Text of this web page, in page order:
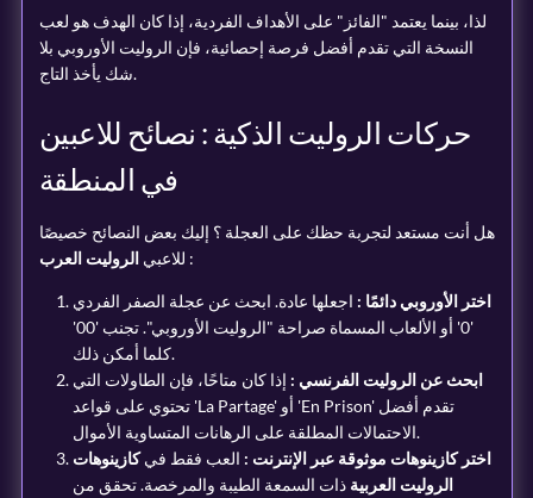
لذا، بينما يعتمد "الفائز" على الأهداف الفردية، إذا كان الهدف هو لعب
النسخة التي تقدم أفضل فرصة إحصائية، فإن الروليت الأوروبي بلا
شك يأخذ التاج.
حركات الروليت الذكية : نصائح للاعبين
في المنطقة
هل أنت مستعد لتجربة حظك على العجلة ؟ إليك بعض النصائح خصيصًا
للاعبيالروليت العرب :
اختر الأوروبي دائمًا : اجعلها عادة. ابحث عن عجلة الصفر الفردي
'0' أو الألعاب المسماة صراحة "الروليت الأوروبي". تجنب '00'
كلما أمكن ذلك.
ابحث عن الروليت الفرنسي : إذا كان متاحًا، فإن الطاولات التي
تحتوي على قواعد 'La Partage' أو 'En Prison' تقدم أفضل
الاحتمالات المطلقة على الرهانات المتساوية الأموال.
اختر كازينوهات موثوقة عبر الإنترنت : العب فقط فيكازينوهات
الروليت العربية ذات السمعة الطيبة والمرخصة. تحقق من